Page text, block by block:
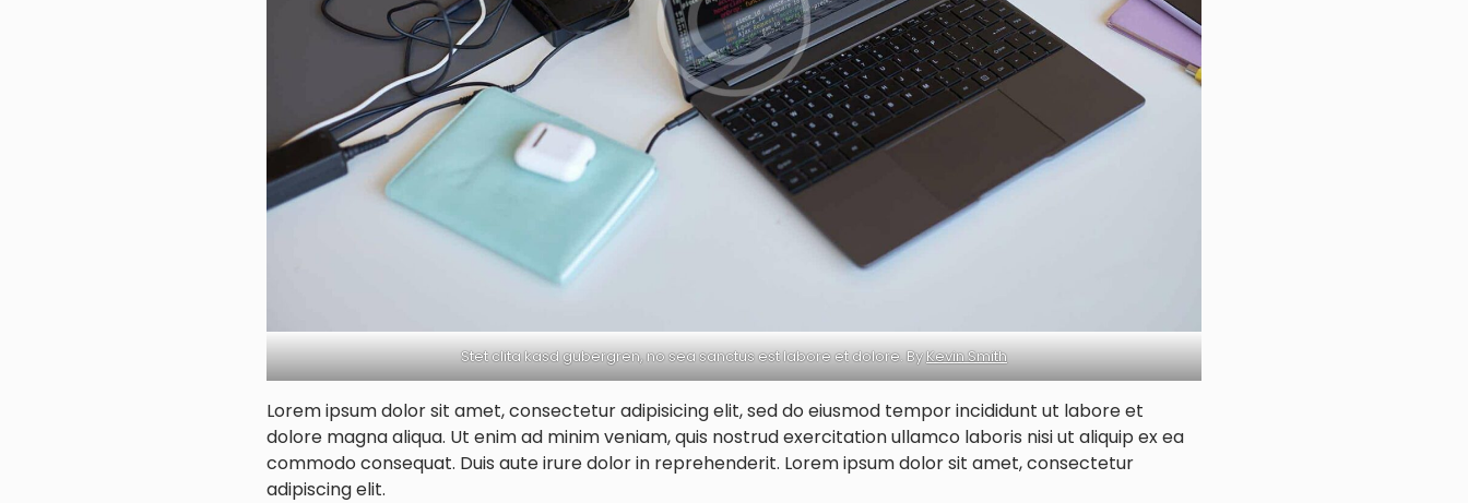
Stet clita kasd gubergren, no sea sanctus est labore et dolore. ByKevin Smith
Lorem ipsum dolor sit amet, consectetur adipisicing elit, sed do eiusmod tempor incididunt ut labore et
dolore magna aliqua. Ut enim ad minim veniam, quis nostrud exercitation ullamco laboris nisi ut aliquip ex ea
commodo consequat. Duis aute irure dolor in reprehenderit. Lorem ipsum dolor sit amet, consectetur
adipiscing elit.